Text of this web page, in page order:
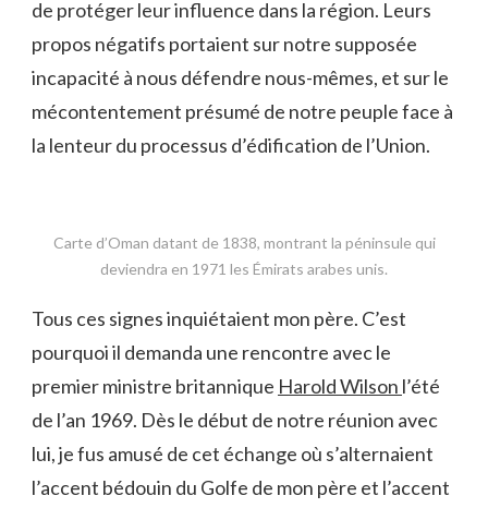
de protéger leur influence dans la région. Leurs
propos négatifs portaient sur notre supposée
incapacité à nous défendre nous-mêmes, et sur le
mécontentement présumé de notre peuple face à
la lenteur du processus d’édification de l’Union.
Carte d’Oman datant de 1838, montrant la péninsule qui
deviendra en 1971 les Émirats arabes unis.
Tous ces signes inquiétaient mon père. C’est
pourquoi il demanda une rencontre avec le
premier ministre britannique Harold Wilson l’été
de l’an 1969. Dès le début de notre réunion avec
lui, je fus amusé de cet échange où s’alternaient
l’accent bédouin du Golfe de mon père et l’accent